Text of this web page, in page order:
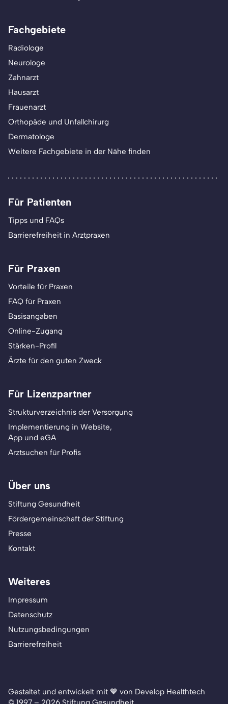
Fachgebiete
Radiologe
Neurologe
Zahnarzt
Hausarzt
Frauenarzt
Orthopäde und Unfallchirurg
Dermatologe
Weitere Fachgebiete in der Nähe finden
Für Patienten
Tipps und FAQs
Barrierefreiheit in Arztpraxen
Für Praxen
Vorteile für Praxen
FAQ für Praxen
Basisangaben
Online-Zugang
Stärken-Profil
Ärzte für den guten Zweck
Für Lizenzpartner
Strukturverzeichnis der Versorgung
Implementierung in Website,
App und eGA
Arztsuchen für Profis
Über uns
Stiftung Gesundheit
Fördergemeinschaft der Stiftung
Presse
Kontakt
Weiteres
Impressum
Datenschutz
Nutzungsbedingungen
Barrierefreiheit
Gestaltet und entwickelt mit 💙 von Develop Healthtech